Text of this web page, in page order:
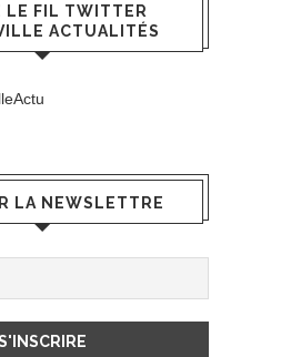
LE FIL TWITTER
ACTUALITÉS
LA NEWSLETTRE